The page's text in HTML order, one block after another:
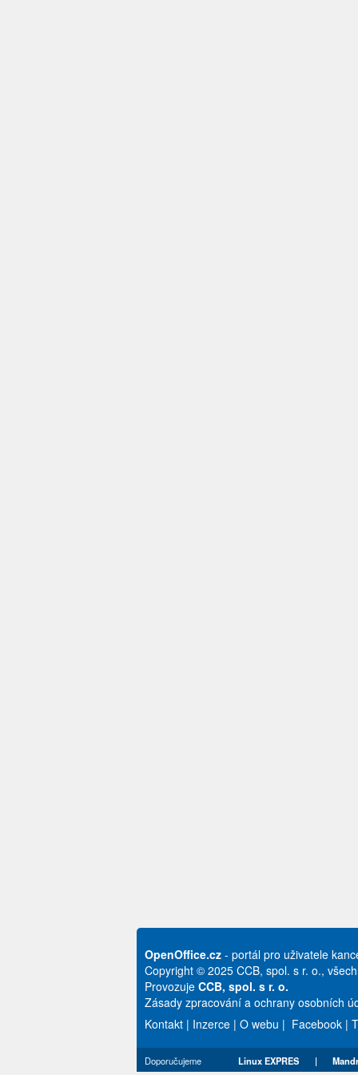
OpenOffice.cz - portál pro uživatele
Copyright © 2025 CCB, spol. s r. o.,
Provozuje CCB, spol. s r. o.
Zásady zpracování a ochrany osobních
Kontakt | Inzerce | O webu | Facebook |
Doporučujeme Linux EXPRES |